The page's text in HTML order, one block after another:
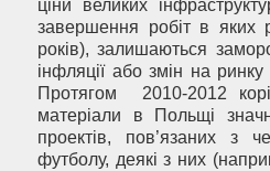
ціни великих
завершення робіт в яких
років), залишаються
інфляції або змін на
Протягом 2010-2012
матеріали в Польщі
проектів, пов’язаних з
футболу, деякі з них